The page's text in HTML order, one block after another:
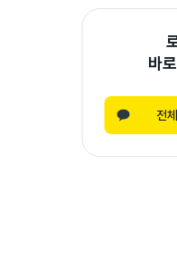
바
전